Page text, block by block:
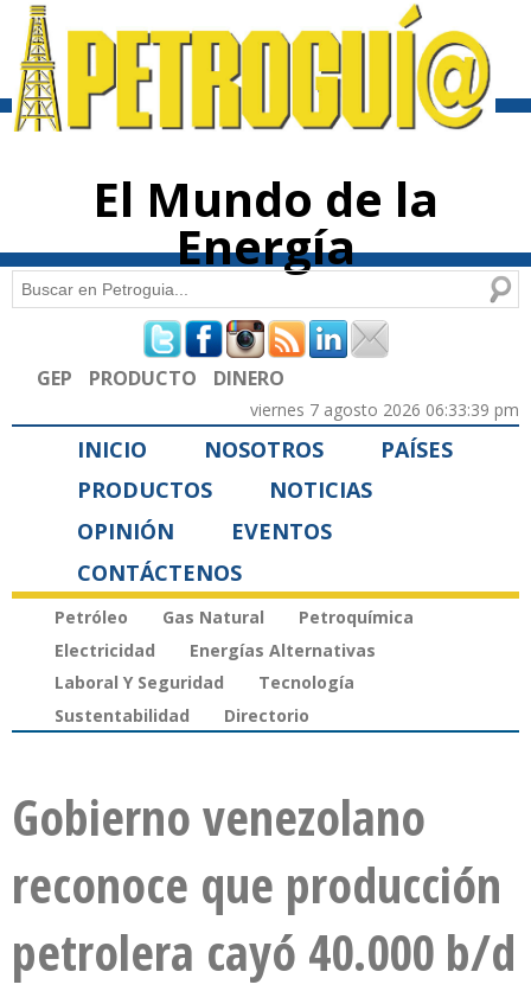
contenido
El Mundo de la
Energía
Formulario de búsqueda
Buscar
GEP PRODUCTO DINERO
viernes 7 agosto 2026 06:33:39 pm
INICIO NOSOTROS
PAÍSES
PRODUCTOS
NOTICIAS
OPINIÓN
EVENTOS
CONTÁCTENOS
Petróleo Gas Natural
Petroquímica
Electricidad
Energías Alternativas
Laboral Y Seguridad
Tecnología
Sustentabilidad
Directorio
Gobierno venezolano
reconoce que producción
petrolera cayó 40.000 b/d